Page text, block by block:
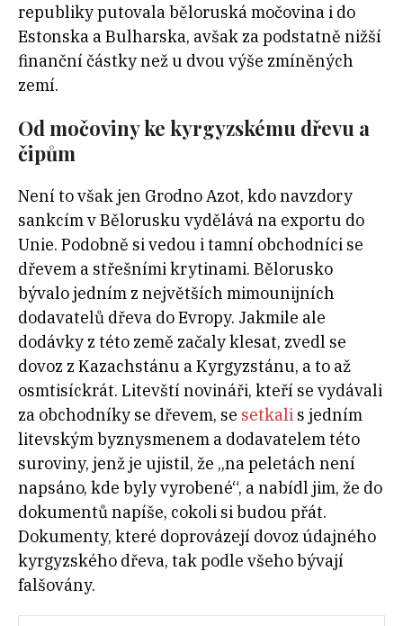
republiky putovala běloruská močovina i do
Estonska a Bulharska, avšak za podstatně nižší
finanční částky než u dvou výše zmíněných
zemí.
Od močoviny ke kyrgyzskému dřevu a
čipům
Není to však jen Grodno Azot, kdo navzdory
sankcím v Bělorusku vydělává na exportu do
Unie. Podobně si vedou i tamní obchodníci se
dřevem a střešními krytinami. Bělorusko
bývalo jedním z největších mimounijních
dodavatelů dřeva do Evropy. Jakmile ale
dodávky z této země začaly klesat, zvedl se
dovoz z Kazachstánu a Kyrgyzstánu, a to až
osmtisíckrát. Litevští novináři, kteří se vydávali
za obchodníky se dřevem, se setkali s jedním
litevským byznysmenem a dodavatelem této
suroviny, jenž je ujistil, že „na peletách není
napsáno, kde byly vyrobené“, a nabídl jim, že do
dokumentů napíše, cokoli si budou přát.
Dokumenty, které doprovázejí dovoz údajného
kyrgyzského dřeva, tak podle všeho bývají
falšovány.